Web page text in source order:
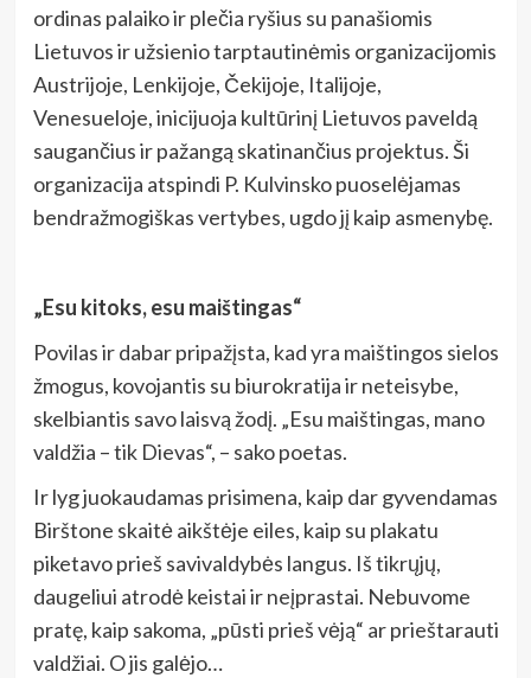
ordinas palaiko ir plečia ryšius su panašiomis
Lietuvos ir užsienio tarptautinėmis organizacijomis
Austrijoje, Lenkijoje, Čekijoje, Italijoje,
Venesueloje, inicijuoja kultūrinį Lietuvos paveldą
saugančius ir pažangą skatinančius projektus. Ši
organizacija atspindi P. Kulvinsko puoselėjamas
bendražmogiškas vertybes, ugdo jį kaip asmenybę.
„Esu kitoks, esu maištingas“
Povilas ir dabar pripažįsta, kad yra maištingos sielos
žmogus, kovojantis su biurokratija ir neteisybe,
skelbiantis savo laisvą žodį. „Esu maištingas, mano
valdžia – tik Dievas“, – sako poetas.
Ir lyg juokaudamas prisimena, kaip dar gyvendamas
Birštone skaitė aikštėje eiles, kaip su plakatu
piketavo prieš savivaldybės langus. Iš tikrųjų,
daugeliui atrodė keistai ir neįprastai. Nebuvome
pratę, kaip sakoma, „pūsti prieš vėją“ ar prieštarauti
valdžiai. O jis galėjo…